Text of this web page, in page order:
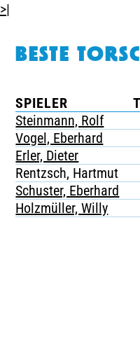
>|
BESTE
SPIELER
Steinmann, Rolf
Vogel, Eberhard
Erler, Dieter
Rentzsch, Hartmut
Schuster, Eberhard
Holzmüller, Willy